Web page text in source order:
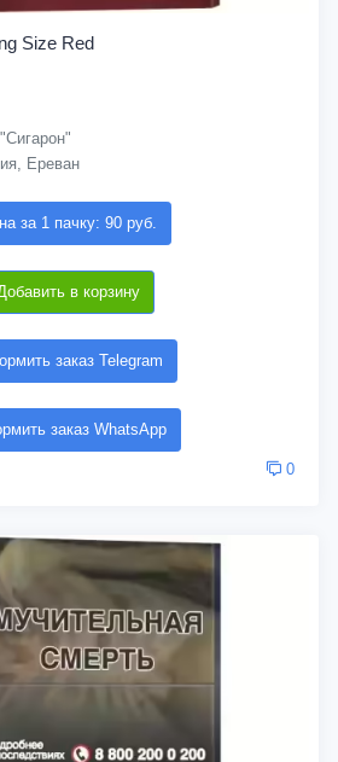
Size Red
Ереван
за 1 пачку: 90 руб.
в корзину
заказ Telegram
заказ WhatsApp
0